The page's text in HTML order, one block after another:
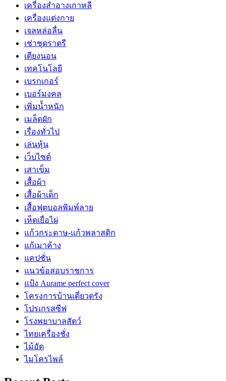
เครื่องสำอางเกาหลี
เครื่องแต่งกาย
เจลหล่อลื่น
เช่าชุดราตรี
เตียงนอน
เทคโนโลยี
เบรกเกอร์
เบอร์มงคล
เพิ่มน้ำหนัก
เมล็ดผัก
เรื่องทั่วไป
เล่นหุ้น
เว็บไซต์
เสาเข็ม
เสื้อผ้า
เสื้อผ้าเด็ก
เสื้อฟุตบอลพิมพ์ลาย
เห็ดเยื่อไผ่
แก้วกระดาษ-แก้วพลาสติก
แก้เมาค้าง
แคปชั่น
แนวข้อสอบราชการ
แป้ง Aurame perfect cover
โครงการบ้านเดี่ยวตรัง
โปรเกรสซีฟ
โรงพยาบาลสัตว์
ไทยเครื่องชั่ง
ไม้อัด
ไมโครไพล์